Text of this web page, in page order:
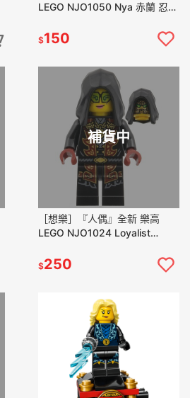
LEGO NJO1050 Nya 赤蘭 忍者
$150
補貨中
［想樂］『人偶』全新 樂高
LEGO NJO1024 Loyalist
$250